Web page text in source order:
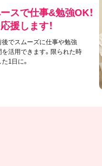
スで仕事&勉強OK！
援します！
後でスムーズに仕事や勉強
活用できます。限られた時
1日に。